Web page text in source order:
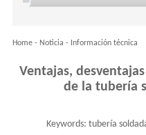
Home- Noticia - Información técnica
Ventajas,
de la tubería
Keywords: tubería